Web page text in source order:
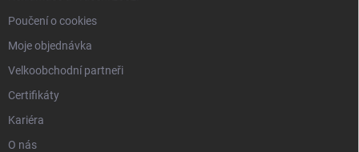
Poučení o cookies
Moje objednávka
Velkoobchodní partneři
Certifikáty
Kariéra
O nás